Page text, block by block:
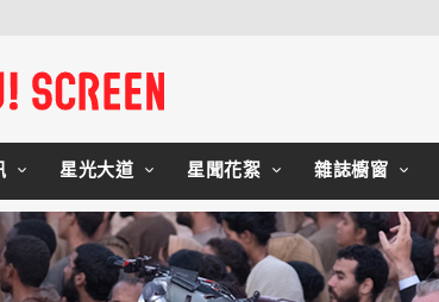
星光大道 星聞花絮 雜誌櫥窗